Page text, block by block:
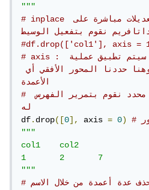
"""
# inplace إذا أردنا أن تكون التعديلات مباشرة على
#df.drop(['col1'], axis =
# axis : تشير إلى المحور الذي سيتم تطبيق عملية
الحذف على أساسه وهنا حددنا المحور الأفقي أي
الأعمدة
# الآن لوأردنا حذف سطر محدد نقوم بتمرير الفهرس
له
df.drop([0], axis = 0)
"""
col1 	col2
1 	2 	7
"""
عدة أعمدة من خلال الاسم